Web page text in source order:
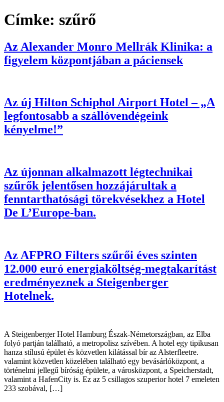
Címke: szűrő
Az Alexander Monro Mellrák Klinika: a
figyelem központjában a páciensek
Az új Hilton Schiphol Airport Hotel – „A
legfontosabb a szállóvendégeink
kényelme!”
Az újonnan alkalmazott légtechnikai
szűrők jelentősen hozzájárultak a
fenntarthatósági törekvésekhez a Hotel
De L’Europe-ban.
Az AFPRO Filters szűrői éves szinten
12.000 euró energiaköltség-megtakarítást
eredményeznek a Steigenberger
Hotelnek.
A Steigenberger Hotel Hamburg Észak-Németországban, az Elba
folyó partján található, a metropolisz szívében. A hotel egy tipikusan
hanza stílusú épület és közvetlen kilátással bír az Alsterfleetre.
valamint közvetlen közelében található egy bevásárlóközpont, a
történelmi jellegű bíróság épülete, a városközpont, a Speicherstadt,
valamint a HafenCity is. Ez az 5 csillagos szuperior hotel 7 emeleten
233 szobával, […]